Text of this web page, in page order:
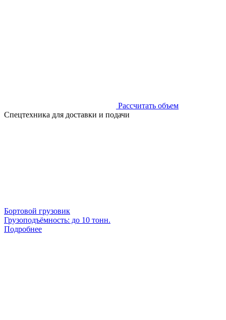
Рассчитать объем
Спецтехника для доставки и подачи
Бортовой грузовик
Грузоподъёмность: до 10 тонн.
Подробнее